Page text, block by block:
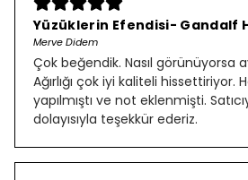
Yüzüklerin Efendisi- Gandalf
Merve Didem
Çok beğendik. Nasıl görünüyorsa
Ağırlığı çok iyi kaliteli hissettiriyor.
yapılmıştı ve not eklenmişti.
dolayısıyla teşekkür ederiz.